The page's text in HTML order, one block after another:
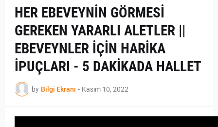
HER EBEVEYNİN GÖRMESİ
GEREKEN YARARLI ALETLER ||
EBEVEYNLER İÇİN HARİKA
İPUÇLARI - 5 DAKİKADA HALLET
by Bilgi Ekranı - Kasım 10, 2022